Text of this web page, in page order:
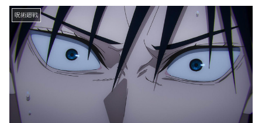
呪術廻戦